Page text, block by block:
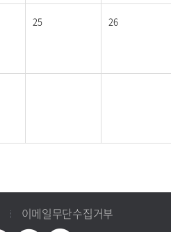
25 26
이메일무단수집거부